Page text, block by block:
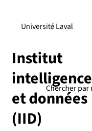
Institut
intelligence
et données
(IID)
Université Laval